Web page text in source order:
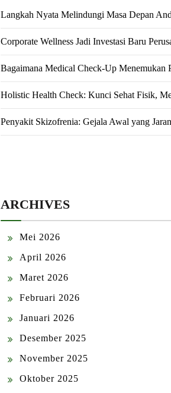
Langkah Nyata Melindungi Masa Depan
Corporate Wellness Jadi Investasi Baru
Bagaimana Medical Check-Up Menemukan
Holistic Health Check: Kunci Sehat Fisik,
Penyakit Skizofrenia: Gejala Awal yang
ARCHIVES
Mei 2026
April 2026
Maret 2026
Februari 2026
Januari 2026
Desember 2025
November 2025
Oktober 2025